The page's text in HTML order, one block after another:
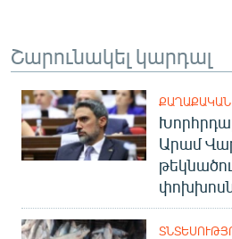
Շարունակել կարդալ
ՔԱՂԱՔԱԿԱՆ
Արամ